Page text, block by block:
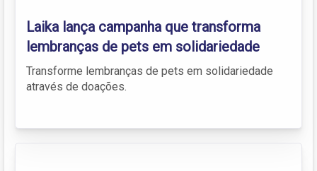
Laika lança campanha que transforma
lembranças de pets em solidariedade
Transforme lembranças de pets em solidariedade
através de doações.